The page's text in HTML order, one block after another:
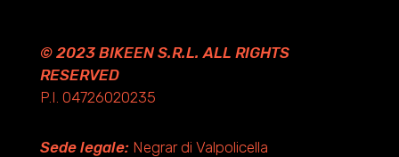
© 2023 BIKEEN S.R.L. ALL RIGHTS
RESERVED
P.I. 04726020235
Sede legale:Negrar di Valpolicella